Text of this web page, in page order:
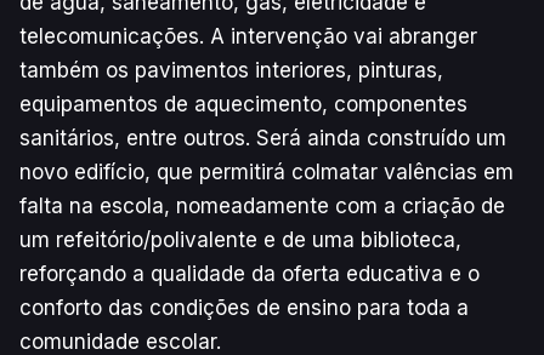
telecomunicações. A intervenção vai abranger
também os pavimentos interiores, pinturas,
equipamentos de aquecimento, componentes
sanitários, entre outros. Será ainda construído um
novo edifício, que permitirá colmatar valências em
falta na escola, nomeadamente com a criação de
um refeitório/polivalente e de uma biblioteca,
reforçando a qualidade da oferta educativa e o
conforto das condições de ensino para toda a
comunidade escolar.